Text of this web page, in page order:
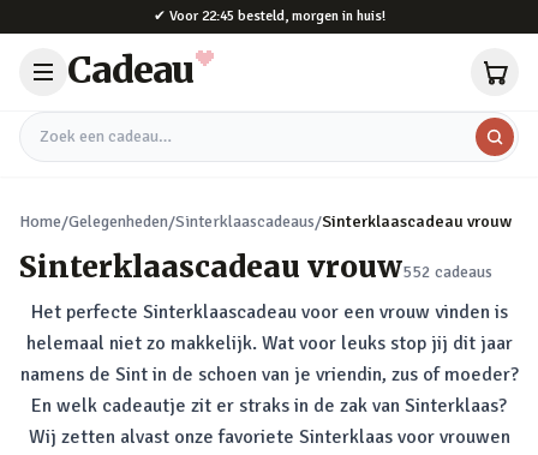
✔ Voor 22:45 besteld, morgen in huis!
Cadeau
Zoek een cadeau
Home/Gelegenheden/Sinterklaascadeaus/Sinterklaascadeau vrouw
Sinterklaascadeau vrouw552 cadeaus
Het perfecte Sinterklaascadeau voor een vrouw vinden is
helemaal niet zo makkelijk. Wat voor leuks stop jij dit jaar
namens de Sint in de schoen van je vriendin, zus of moeder?
En welk cadeautje zit er straks in de zak van Sinterklaas?
Wij zetten alvast onze favoriete Sinterklaas voor vrouwen